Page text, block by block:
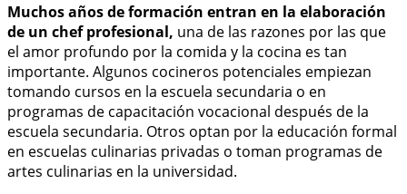
Muchos años de formación entran en la elaboración
de un chef profesional, una de las razones por las que
el amor profundo por la comida y la cocina es tan
importante. Algunos cocineros potenciales empiezan
tomando cursos en la escuela secundaria o en
programas de capacitación vocacional después de la
escuela secundaria. Otros optan por la educación formal
en escuelas culinarias privadas o toman programas de
artes culinarias en la universidad.